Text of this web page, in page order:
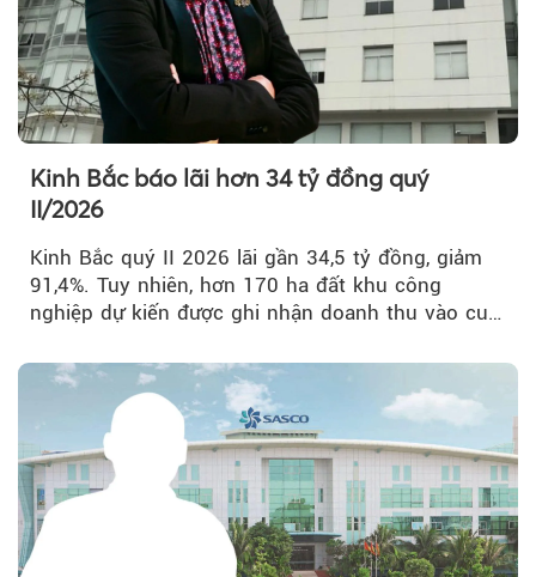
Kinh Bắc báo lãi hơn 34 tỷ đồng quý
II/2026
Kinh Bắc quý II 2026 lãi gần 34,5 tỷ đồng, giảm
91,4%. Tuy nhiên, hơn 170 ha đất khu công
nghiệp dự kiến được ghi nhận doanh thu vào cuối